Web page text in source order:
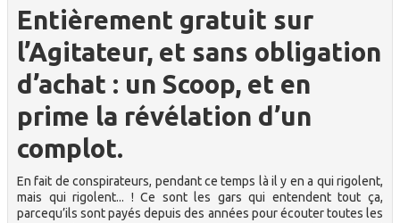
Entièrement gratuit sur
l’Agitateur, et sans obligation
d’achat : un Scoop, et en
prime la révélation d’un
complot.
En fait de conspirateurs, pendant ce temps là il y en a qui rigolent,
mais qui rigolent... ! Ce sont les gars qui entendent tout ça,
parcequ’ils sont payés depuis des années pour écouter toutes les